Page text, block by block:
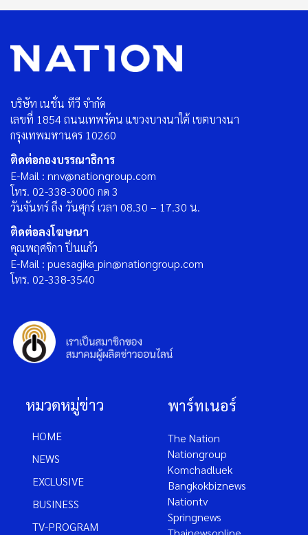
บริษัท เนชั่น ทีวี จำกัด
เลขที่ 1854 ถนนเทพรัตน แขวงบางนาใต้ เขตบางนา
กรุงเทพมหานคร 10260
ติดต่อกองบรรณาธิการ
E-Mail : nnv@nationgroup.com
โทร. 02-338-3000 กด 3
วันจันทร์ ถึง วันศุกร์ เวลา 08.30 – 17.30 น.
ติดต่อลงโฆษณา
คุณพฤศจิกา ปิ่นแก้ว
E-Mail : puesagika_pin@nationgroup.com
โทร. 02-338-3540
หมวดหมู่ข่าว
HOME
NEWS
EXCLUSIVE
BUSINESS
TV-PROGRAM
พาร์ทเนอร์
The Nation
Nationgroup
Komchadluek
Bangkokbiznews
Nationtv
Springnews